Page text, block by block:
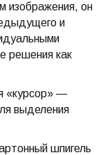
изображения, он
и
решения как
«курсор» —
выделения
шпигель